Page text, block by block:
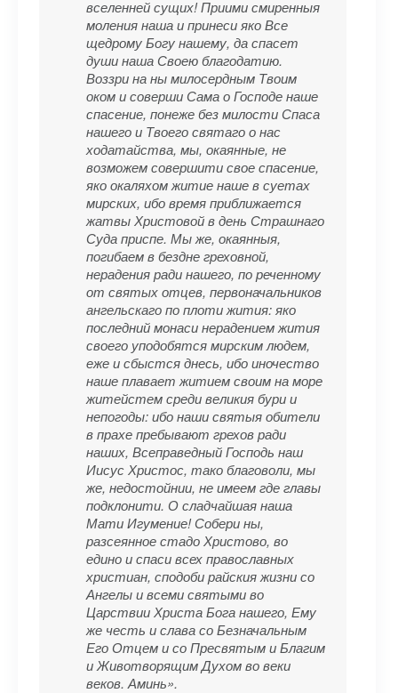
вселенней сущих! Приими смиренныя
моления наша и принеси яко Все
щедрому Богу нашему, да спасет
души наша Своею благодатию.
Воззри на ны милосердным Твоим
оком и соверши Сама о Господе наше
спасение, понеже без милости Спаса
нашего и Твоего святаго о нас
ходатайства, мы, окаянные, не
возможем совершити свое спасение,
яко окаляхом житие наше в суетах
мирских, ибо время приближается
жатвы Христовой в день Страшнаго
Суда приспе. Мы же, окаянныя,
погибаем в бездне греховной,
нерадения ради нашего, по реченному
от святых отцев, первоначальников
ангельскаго по плоти жития: яко
последний монаси нерадением жития
своего уподобятся мирским людем,
еже и сбыстся днесь, ибо иночество
наше плавает житием своим на море
житейстем среди великия бури и
непогоды: ибо наши святыя обители
в прахе пребывают грехов ради
наших, Всеправедный Господь наш
Иисус Христос, тако благоволи, мы
же, недостойнии, не имеем где главы
подклонити. О сладчайшая наша
Мати Игумение! Собери ны,
разсеянное стадо Христово, во
едино и спаси всех православных
христиан, сподоби райския жизни со
Ангелы и всеми святыми во
Царствии Христа Бога нашего, Ему
же честь и слава со Безначальным
Его Отцем и со Пресвятым и Благим
и Животворящим Духом во веки
веков. Аминь».